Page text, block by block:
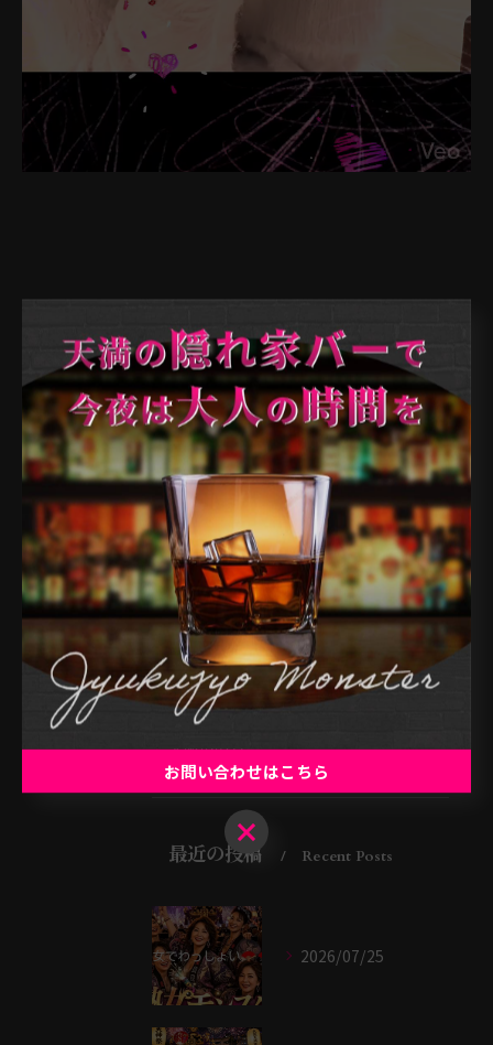
< 前のページ 一覧に戻る 次のページ >
カテゴリー Categories
全てのカテゴリー
天満のバー
天神橋のバー
南森町のバー
扇町のバー
大阪市のバー
最近の投稿 Recent Posts
2026/07/25
お問い合わせはこちら
お問い合わせはこちら